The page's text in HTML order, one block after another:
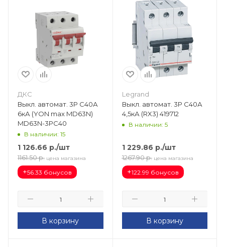
ДКС
Выкл. автомат. 3Р С40А
6кА (YON max MD63N)
MD63N-3PC40
В наличии: 15
1 126.66 р./шт
1161.50 р. цена магазина
+56.33 бонусов
В корзину
Legrand
Выкл. автомат. 3Р С40А
4,5кА (RX3) 419712
В наличии: 5
1 229.86 р./шт
1267.90 р. цена магазина
+122.99 бонусов
В корзину